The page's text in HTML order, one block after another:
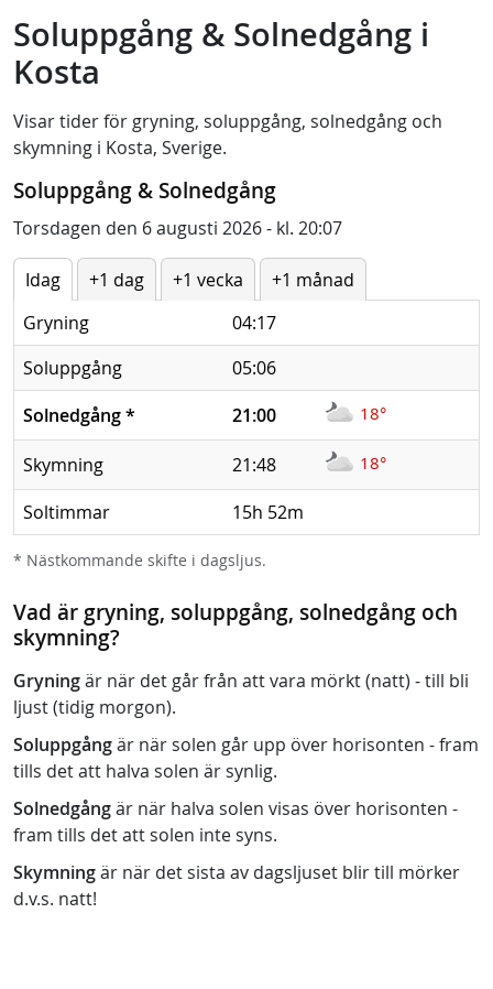
Soluppgång & Solnedgång i
Kosta
Visar tider för gryning, soluppgång, solnedgång och
skymning i Kosta, Sverige.
Soluppgång & Solnedgång
Torsdagen den 6 augusti 2026 - kl. 20:07
Idag +1 dag +1 vecka
+1 månad
Gryning
04:17
Soluppgång
05:06
Solnedgång* 21:00 18°
Skymning 21:48 18°
Soltimmar 15h 52m
* Nästkommande skifte i dagsljus.
Vad är gryning, soluppgång, solnedgång och
skymning?
Gryningär när det går från att vara mörkt (natt) - till bli
ljust (tidig morgon).
Soluppgångär när solen går upp över horisonten - fram
tills det att halva solen är synlig.
Solnedgångär när halva solen visas över horisonten -
fram tills det att solen inte syns.
Skymningär när det sista av dagsljuset blir till mörker
d.v.s. natt!